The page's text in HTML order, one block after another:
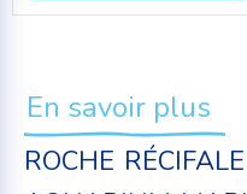
En savoir plus
roche